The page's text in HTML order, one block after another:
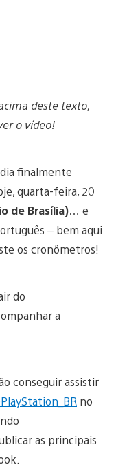
deste texto,
o vídeo!
finalmente
quarta-feira, 20
de Brasília)… e
– bem aqui
os cronômetros!
do
a
conseguir assistir
no
as principais